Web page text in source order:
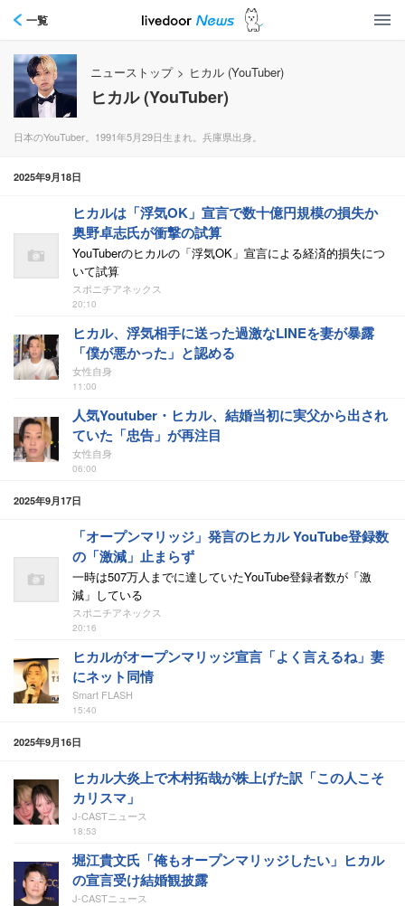
一覧
ニューストップ > ヒカル (YouTuber)
ヒカル (YouTuber)
日本のYouTuber。1991年5月29日生まれ。兵庫県出身。
2025年9月18日
ヒカルは「浮気OK」宣言で数十億円規模の損失か
奥野卓志氏が衝撃の試算
YouTuberのヒカルの「浮気OK」宣言による経済的損失につ
いて試算
スポニチアネックス
20:10
ヒカル、浮気相手に送った過激なLINEを妻が暴露
「僕が悪かった」と認める
女性自身
11:00
人気Youtuber・ヒカル、結婚当初に実父から出され
ていた「忠告」が再注目
女性自身
06:00
2025年9月17日
「オープンマリッジ」発言のヒカル YouTube登録数
の「激減」止まらず
一時は507万人までに達していたYouTube登録者数が「激
減」している
スポニチアネックス
20:16
ヒカルがオープンマリッジ宣言「よく言えるね」妻
にネット同情
Smart FLASH
15:40
2025年9月16日
ヒカル大炎上で木村拓哉が株上げた訳「この人こそ
カリスマ」
J-CASTニュース
18:53
堀江貴文氏「俺もオープンマリッジしたい」ヒカル
の宣言受け結婚観披露
J-CASTニュース